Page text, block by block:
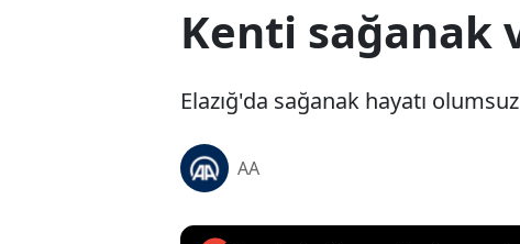
Kenti sağanak
Elazığ'da sağanak hayatı
AA